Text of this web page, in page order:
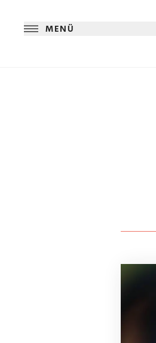
MENÜ